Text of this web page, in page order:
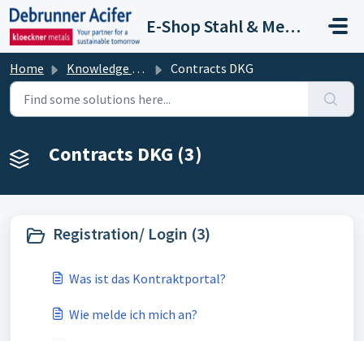
Skip to main content
E-Shop Stahl & Metalle
Home Knowledge base Contracts DKG
Contracts DKG (3)
Registration/ Login (3)
Was ist das Kontraktportal?
Wie melde ich mich an?